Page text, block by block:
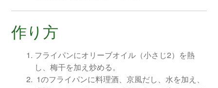
作り方
フライパンにオリーブオイル（小さじ2）を熱
し、梅干を加え炒める。
1のフライパンに料理酒、京風だし、水を加え、